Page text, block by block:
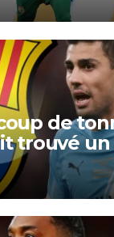
de
trouvé un
Barça
2030.